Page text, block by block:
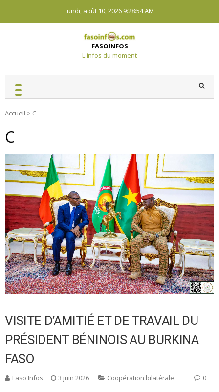
content
lundi, août 10, 2026 9:28:54 AM
FASOINFOS
L'infos du moment
Accueil > C
C
VISITE D’AMITIÉ ET DE TRAVAIL DU
PRÉSIDENT BÉNINOIS AU BURKINA
FASO
Faso Infos 3 juin 2026 Coopération bilatérale 0